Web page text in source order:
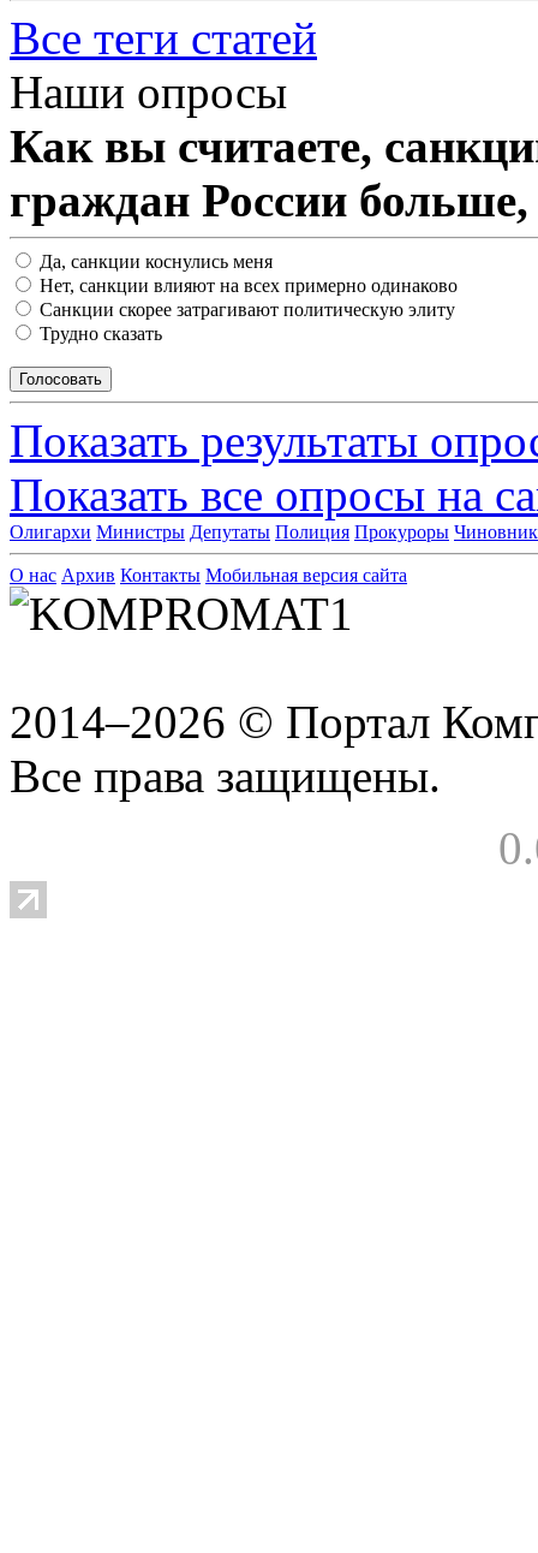
Все теги статей
Наши опросы
Как вы считаете,
граждан России
Да, санкции коснулись меня
Нет, санкции влияют на всех примерно одинаково
Санкции скорее затрагивают политическую элиту
Трудно сказать
Показать результаты
Показать все опросы на
Олигархи Министры Депутаты Полиция Прокуроры
О нас Архив Контакты Мобильная версия сайта
2014–2026 © Портал
Все права защищены.